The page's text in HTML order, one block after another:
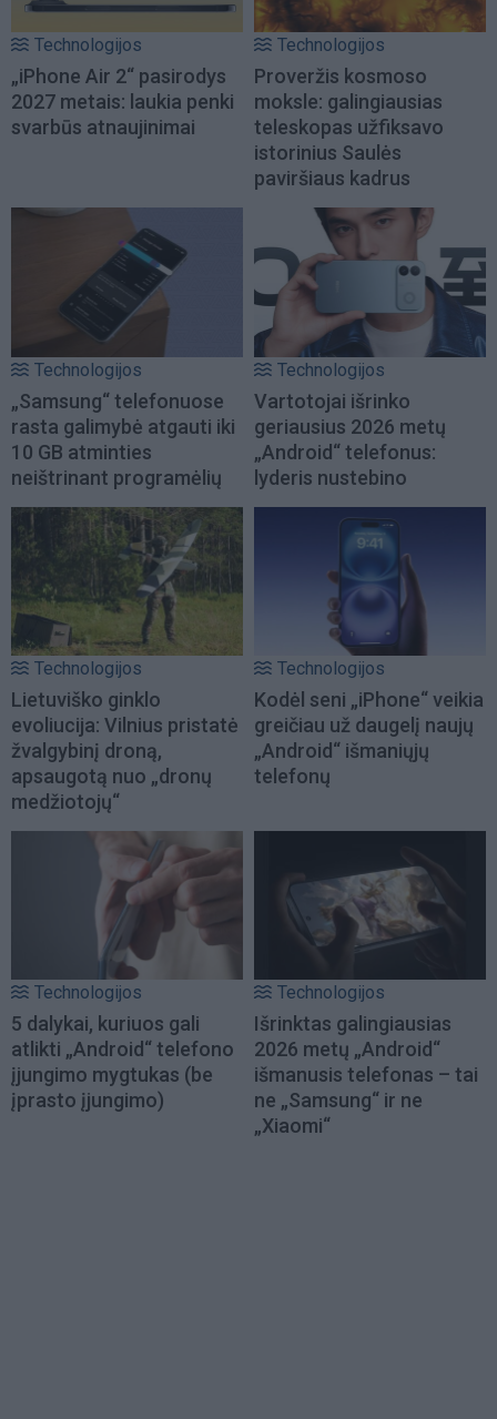
Technologijos
„iPhone Air 2“ pasirodys
2027 metais: laukia penki
svarbūs atnaujinimai
Technologijos
Proveržis kosmoso
moksle: galingiausias
teleskopas užfiksavo
istorinius Saulės
paviršiaus kadrus
Technologijos
„Samsung“ telefonuose
rasta galimybė atgauti iki
10 GB atminties
neištrinant programėlių
Technologijos
Vartotojai išrinko
geriausius 2026 metų
„Android“ telefonus:
lyderis nustebino
Technologijos
Lietuviško ginklo
evoliucija: Vilnius pristatė
žvalgybinį droną,
apsaugotą nuo „dronų
medžiotojų“
Technologijos
Kodėl seni „iPhone“ veikia
greičiau už daugelį naujų
„Android“ išmaniųjų
telefonų
Technologijos
5 dalykai, kuriuos gali
atlikti „Android“ telefono
įjungimo mygtukas (be
įprasto įjungimo)
Technologijos
Išrinktas galingiausias
2026 metų „Android“
išmanusis telefonas – tai
ne „Samsung“ ir ne
„Xiaomi“